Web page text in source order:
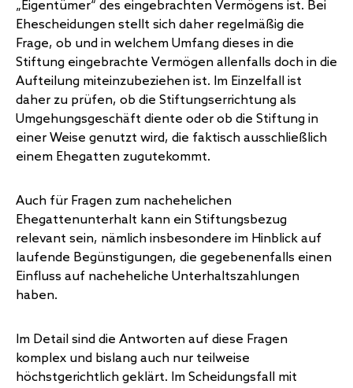
„Eigentümer“ des eingebrachten Vermögens ist. Bei
Ehescheidungen stellt sich daher regelmäßig die
Frage, ob und in welchem Umfang dieses in die
Stiftung eingebrachte Vermögen allenfalls doch in die
Aufteilung miteinzubeziehen ist. Im Einzelfall ist
daher zu prüfen, ob die Stiftungserrichtung als
Umgehungsgeschäft diente oder ob die Stiftung in
einer Weise genutzt wird, die faktisch ausschließlich
einem Ehegatten zugutekommt.
Auch für Fragen zum nachehelichen
Ehegattenunterhalt kann ein Stiftungsbezug
relevant sein, nämlich insbesondere im Hinblick auf
laufende Begünstigungen, die gegebenenfalls einen
Einfluss auf nacheheliche Unterhaltszahlungen
haben.
Im Detail sind die Antworten auf diese Fragen
komplex und bislang auch nur teilweise
höchstgerichtlich geklärt. Im Scheidungsfall mit